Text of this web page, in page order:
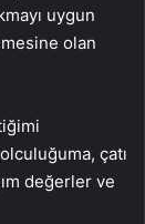
uygun
olan
çatı
değerler ve